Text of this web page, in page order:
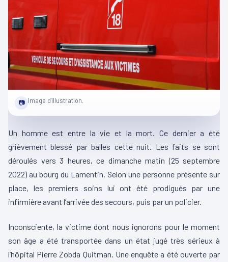
📷 Image d'illustration.
Un homme est entre la vie et la mort. Ce dernier a été
grièvement blessé par balles cette nuit. Les faits se sont
déroulés vers 3 heures, ce dimanche matin (25 septembre
2022) au bourg du Lamentin. Selon une personne présente sur
place, les premiers soins lui ont été prodigués par une
infirmière avant l’arrivée des secours, puis par un policier.
Inconsciente, la victime dont nous ignorons pour le moment
son âge a été transportée dans un état jugé très sérieux à
l’hôpital Pierre Zobda Quitman. Une enquête a été ouverte par